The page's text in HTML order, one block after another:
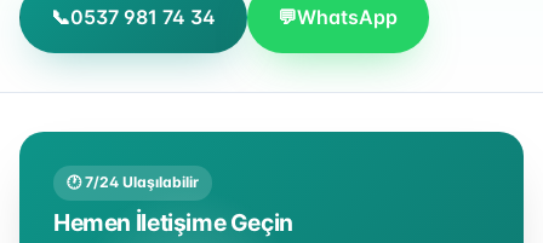
📞0537 981 74 34 💬WhatsApp
🕐 7/24 Ulaşılabilir
Hemen İletişime Geçin